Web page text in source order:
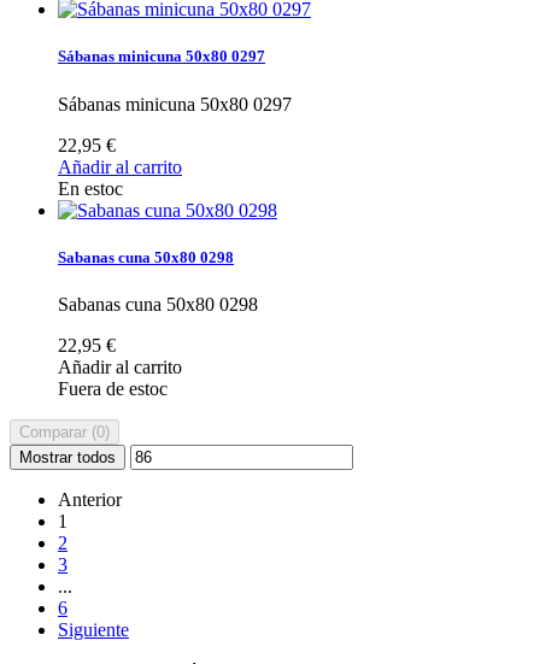
Sábanas minicuna 50x80 0297
Sábanas minicuna 50x80 0297
22,95 €
Añadir al carrito
En estoc
Sabanas cuna 50x80 0298
Sabanas cuna 50x80 0298
22,95 €
Añadir al carrito
Fuera de estoc
Comparar (0)
Mostrar todos
Anterior
1
2
3
...
6
Siguiente